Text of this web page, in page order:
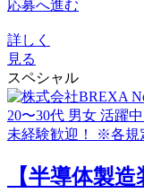
応募へ進む
詳しく
見る
スペシャル
【半導体製